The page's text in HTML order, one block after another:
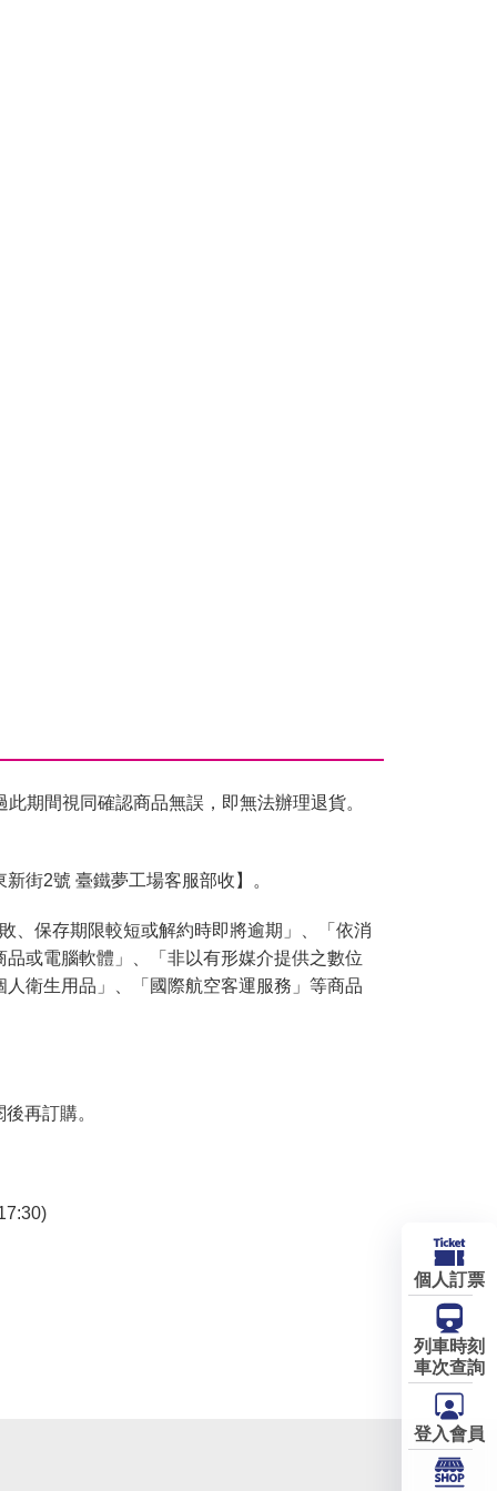
期間視同確認商品無誤，即無法辦理退貨。
街2號 臺鐵夢工場客服部收】。
、保存期限較短或解約時即將逾期」、「依消
或電腦軟體」、「非以有形媒介提供之數位
衛生用品」、「國際航空客運服務」等商品
再訂購。
個人訂票
列車時刻
車次查詢
登入會員